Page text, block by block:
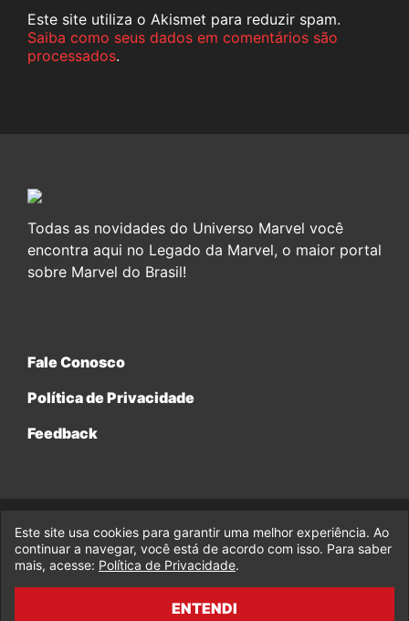
Este site utiliza o Akismet para reduzir spam.
Saiba como seus dados em comentários são
processados.
Todas as novidades do Universo Marvel você
encontra aqui no Legado da Marvel, o maior portal
sobre Marvel do Brasil!
Fale Conosco
Política de Privacidade
Feedback
© 2017-2026 Legado da Marvel, uma empresa da Legado
Enterprises.
fabiolobo
Este site usa cookies para garantir uma melhor experiência. Ao
continuar a navegar, você está de acordo com isso. Para saber
mais, acesse: Política de Privacidade.
ENTENDI